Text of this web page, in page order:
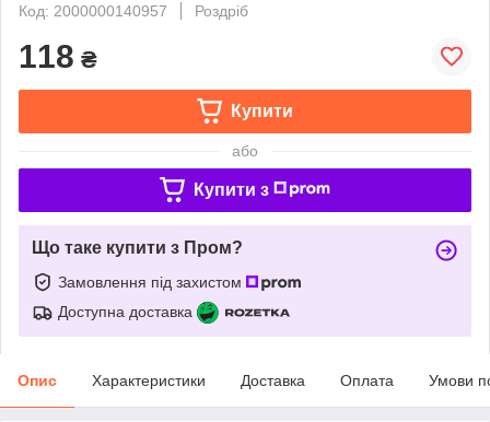
Код: 2000000140957
Роздріб
118 ₴
Купити
або
Купити з
Що таке купити з Пром?
Замовлення під захистом
Доступна доставка
Опис Характеристики Доставка Оплата Умови